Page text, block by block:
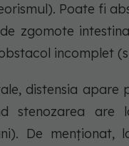
Poate fi
zgomote
incomplet
distensia apare
stenozarea
De menționat,